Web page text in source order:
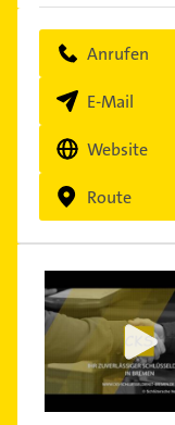
Anrufen
E-Mail
Website
Route